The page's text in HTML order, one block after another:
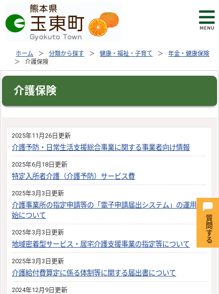
ホーム 分類から探す 健康・福祉・子育て
年金・健康保険
介護保険
介護保険
2025年11月26日更新
介護予防・日常生活支援総合事業に関する事業者向け情報
2025年6月18日更新
特定入所者介護（介護予防）サービス費
2025年3月3日更新
介護事業所の指定申請等の「電子申請届出システム」の運用開
始について
2025年3月3日更新
地域密着型サービス・居宅介護支援事業の指定等について
2025年3月3日更新
介護給付費算定に係る体制等に関する届出書について
2024年12月9日更新